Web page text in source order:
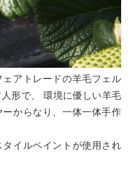
アトレードの羊毛フェル
形で、 環境に優しい羊毛
からなり、一体一体手作
イルペイントが使用され